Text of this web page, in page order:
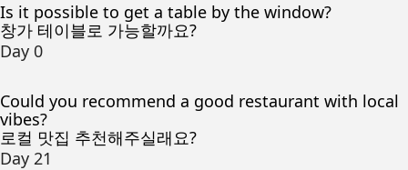
Is it possible to get a table by the window?
창가 테이블로 가능할까요?
Day 0
Could you recommend a good restaurant with local
vibes?
로컬 맛집 추천해주실래요?
Day 21